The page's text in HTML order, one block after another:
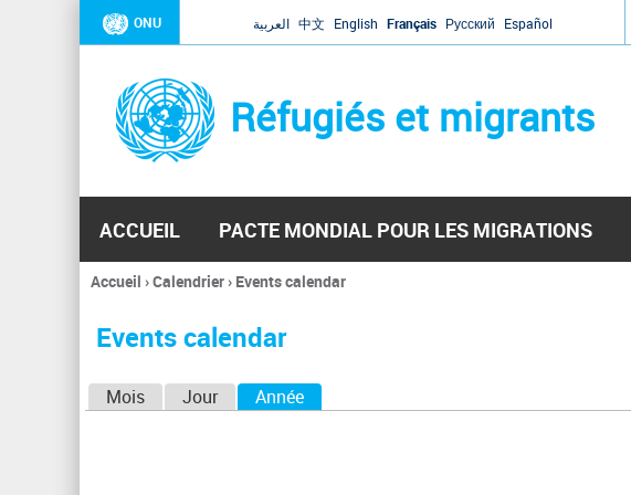
ONU العربية 中文 English Français Русский Español
Réfugiés et migrants
ACCUEIL PACTE MONDIAL POUR LES MIGRATIONS
Vous
ici
Accueil ›Calendrier› Events calendar
Events calendar
Mois Jour Année